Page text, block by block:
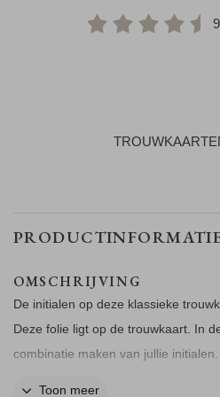
OMSCHRIJVING
De initialen op deze klassieke
Deze folie ligt op de trouwkaart. In
combinatie maken van jullie
Toon meer